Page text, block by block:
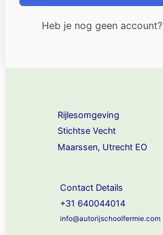
Heb je nog geen account?
Rijlesomgeving
Stichtse Vecht
Maarssen, Utrecht EO
Contact Details
+31 640044014
info@autorijschoolfermie.com